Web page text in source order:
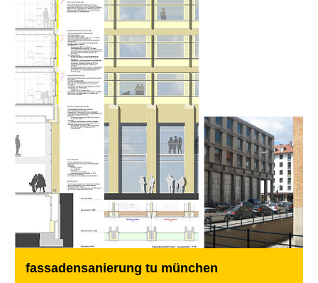
fassadensanierung tu münchen